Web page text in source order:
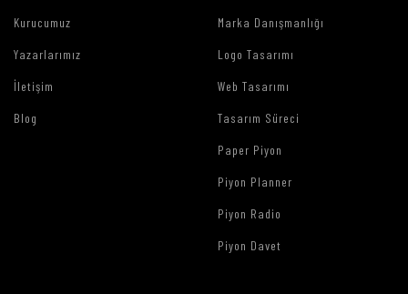
Kurucumuz
Yazarlarımız
İletişim
Blog
Marka Danışmanlığı
Logo Tasarımı
Web Tasarımı
Tasarım Süreci
Paper Piyon
Piyon Planner
Piyon Radio
Piyon Davet